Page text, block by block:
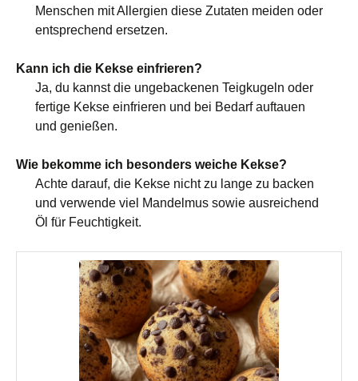
Menschen mit Allergien diese Zutaten meiden oder
entsprechend ersetzen.
Kann ich die Kekse einfrieren?
Ja, du kannst die ungebackenen Teigkugeln oder
fertige Kekse einfrieren und bei Bedarf auftauen
und genießen.
Wie bekomme ich besonders weiche Kekse?
Achte darauf, die Kekse nicht zu lange zu backen
und verwende viel Mandelmus sowie ausreichend
Öl für Feuchtigkeit.